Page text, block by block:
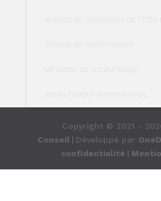
Copyright © 2021 -
Conseil | Développé par
confidentialité |